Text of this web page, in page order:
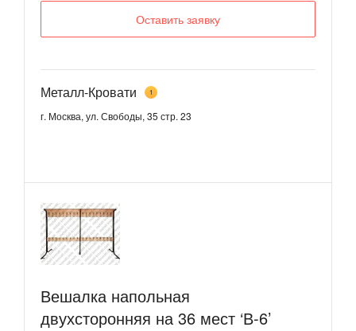
Оставить заявку
Металл-Кровати 1
г. Москва, ул. Свободы, 35 стр. 23
Вешалка напольная
двухсторонняя на 36 мест ‘В-6’